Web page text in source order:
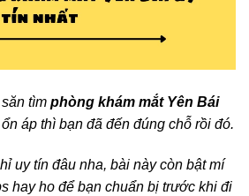
tìm phòng khám mắt Yên Bái
áp thì bạn đã đến đúng chỗ rồi đó.
uy tín đâu nha, bài này còn bật mí
hay ho để bạn chuẩn bị trước khi đi